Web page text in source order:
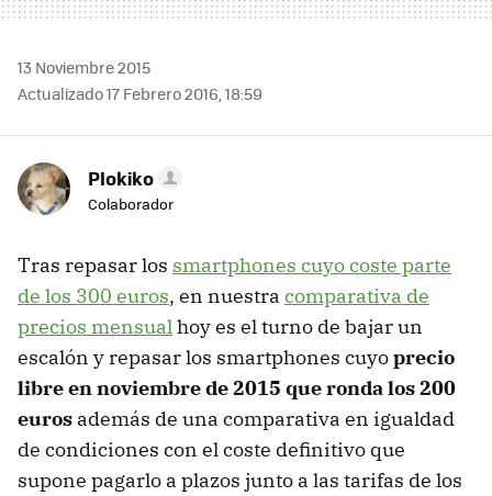
13 Noviembre 2015
Actualizado 17 Febrero 2016, 18:59
Plokiko
Colaborador
Tras repasar los smartphones cuyo coste parte
de los 300 euros, en nuestra comparativa de
precios mensualhoy es el turno de bajar un
escalón y repasar los smartphones cuyoprecio
libre en noviembre de 2015 que ronda los 200
euros además de una comparativa en igualdad
de condiciones con el coste definitivo que
supone pagarlo a plazos junto a las tarifas de los